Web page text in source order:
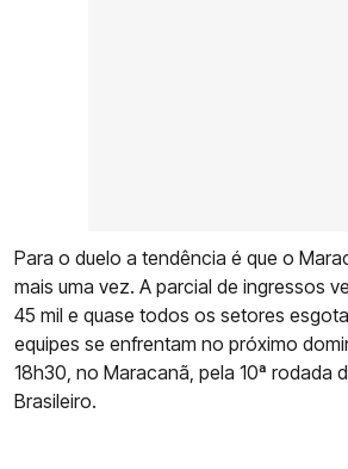
Para o duelo a tendência é que o
mais uma vez. A parcial de ingressos
45 mil e quase todos os setores
equipes se enfrentam no próximo
18h30, no Maracanã, pela 10ª rodada
Brasileiro.